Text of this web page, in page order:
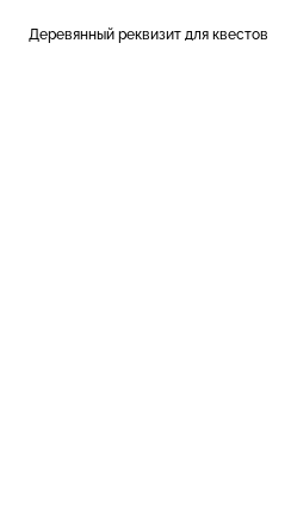
Деревянный реквизит для квестов и